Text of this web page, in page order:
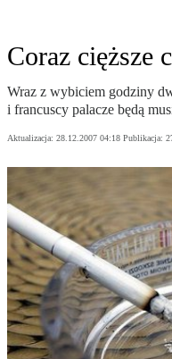
Coraz cięższe
Wraz z wybiciem godziny
i francuscy palacze będą
Aktualizacja: 28.12.2007 04:18 Publikacja: